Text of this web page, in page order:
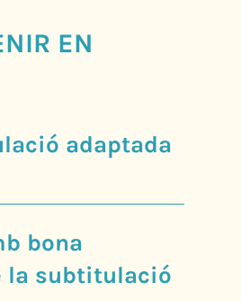
EN
adaptada
bona
subtitulació